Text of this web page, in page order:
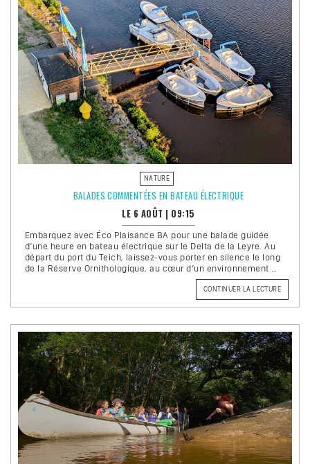
NATURE
BALADES COMMENTÉES EN BATEAU ÉLECTRIQUE
LE 6 AOÛT | 09:15
Embarquez avec Éco Plaisance BA pour une balade guidée
d’une heure en bateau électrique sur le Delta de la Leyre. Au
départ du port du Teich, laissez-vous porter en silence le long
de la Réserve Ornithologique, au cœur d’un environnement …
CONTINUER LA LECTUREDE